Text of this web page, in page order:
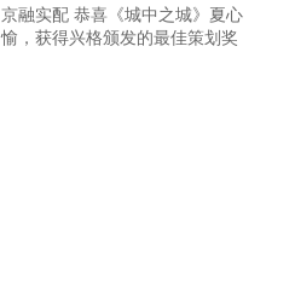
京融实配 恭喜《城中之城》夏心
愉，获得兴格颁发的最佳策划奖